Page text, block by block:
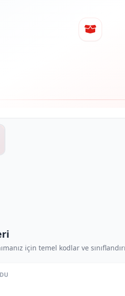
için temel kodlar ve